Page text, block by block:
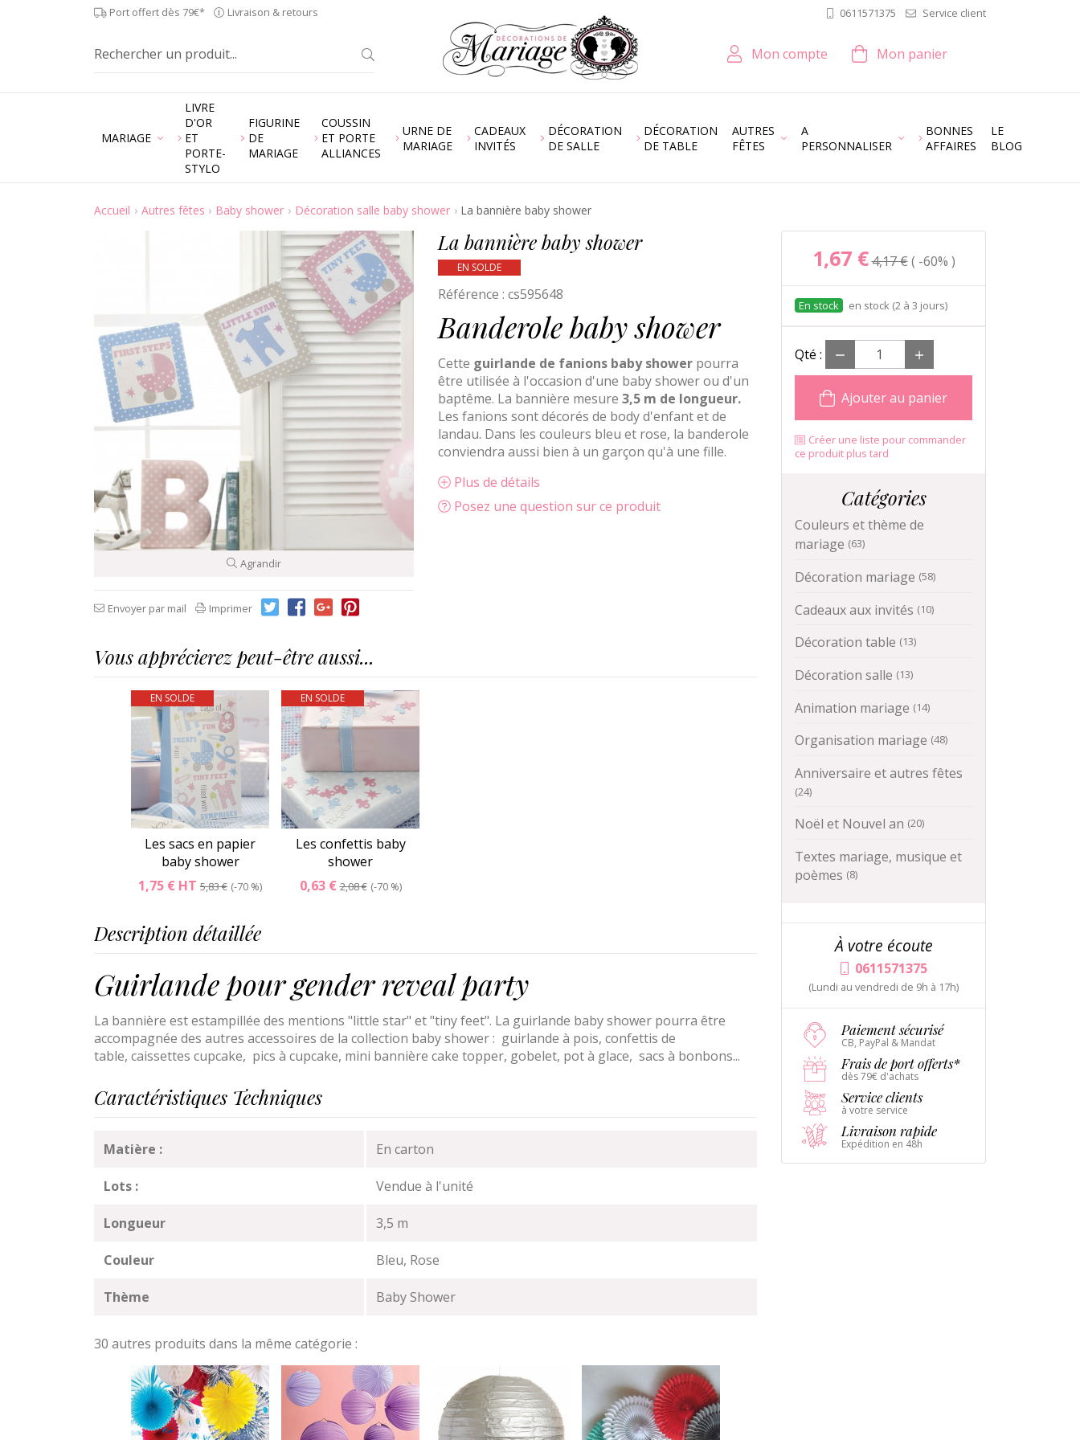
Port offert dès 79€* Livraison & retours 0611571375 Service client
Mon compte Mon panier
MARIAGE
LIVRE
D'OR
ET
PORTE-
STYLO
FIGURINE
DE
MARIAGE
COUSSIN
ET PORTE
ALLIANCES
URNE DE
MARIAGE
CADEAUX
INVITÉS
DÉCORATION
DE SALLE
DÉCORATION
DE TABLE
AUTRES
FÊTES
A
PERSONNALISER
BONNES
AFFAIRES
LE
BLOG
Accueil Autres fêtes Baby shower Décoration salle baby shower La bannière baby shower
Agrandir
Envoyer par mail Imprimer
La bannière baby shower
EN SOLDE
Référence : cs595648
Banderole baby shower
Cette guirlande de fanions baby showerpourra
être utilisée à l'occasion d'une baby shower ou d'un
baptême. La bannière mesure 3,5 m de longueur.
Les fanions sont décorés de body d'enfant et de
landau. Dans les couleurs bleu et rose, la banderole
conviendra aussi bien à un garçon qu'à une fille.
Plus de détails
Posez une question sur ce produit
Vous apprécierez peut-être aussi...
EN SOLDE
Les sacs en papier
baby shower
1,75 € HT 5,83 € -70 %
EN SOLDE
Les confettis baby
shower
0,63 €2,08 € -70 %
Description détaillée
Guirlande pour gender reveal party
La bannière est estampillée des mentions "little star" et "tiny feet". La guirlande baby shower pourra être
accompagnée des autres accessoires de la collection baby shower : guirlande à pois, confettis de
table, caissettes cupcake, pics à cupcake, mini bannière cake topper, gobelet, pot à glace, sacs à bonbons...
Caractéristiques Techniques
Matière : En carton
Lots : Vendue à l'unité
Longueur 3,5 m
Couleur Bleu, Rose
Thème Baby Shower
30 autres produits dans la même catégorie :
1,67 €4,17 € -60%
en stock (2 à 3 jours)
Qté :
Ajouter au panier
Créer une liste pour commander
ce produit plus tard
Catégories
Couleurs et thème de
mariage (63)
Décoration mariage (58)
Cadeaux aux invités (10)
Décoration table (13)
Décoration salle (13)
Animation mariage (14)
Organisation mariage (48)
Anniversaire et autres fêtes
(24)
Noël et Nouvel an (20)
Textes mariage, musique et
poèmes (8)
À votre écoute
0611571375
(Lundi au vendredi de 9h à 17h)
Paiement sécurisé
CB, PayPal & Mandat
Frais de port offerts*
dès 79€ d'achats
Service clients
à votre service
Livraison rapide
Expédition en 48h